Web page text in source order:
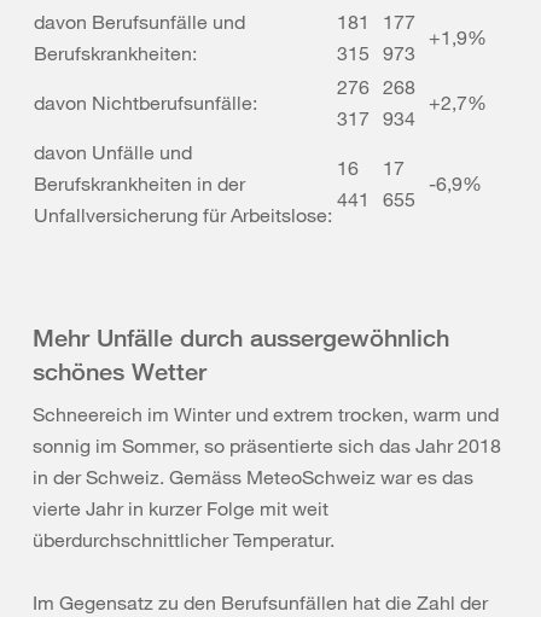
davon Berufsunfälle und
Berufskrankheiten:
181
315
177
973
+1,9%
davon Nichtberufsunfälle:
276
317
268
934
+2,7%
davon Unfälle und
Berufskrankheiten in der
Unfallversicherung für Arbeitslose:
16
441
17
655
-6,9%
Mehr Unfälle durch aussergewöhnlich
schönes Wetter
Schneereich im Winter und extrem trocken, warm und
sonnig im Sommer, so präsentierte sich das Jahr 2018
in der Schweiz. Gemäss MeteoSchweiz war es das
vierte Jahr in kurzer Folge mit weit
überdurchschnittlicher Temperatur.
Im Gegensatz zu den Berufsunfällen hat die Zahl der